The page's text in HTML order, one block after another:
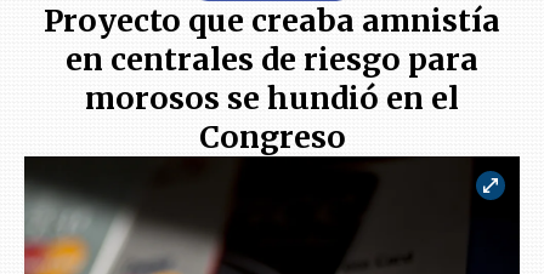
Proyecto que creaba amnistía
en centrales de riesgo para
morosos se hundió en el
Congreso